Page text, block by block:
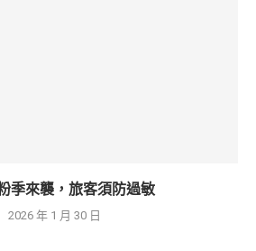
季來襲，旅客須防過敏
2026 年 1 月 30 日